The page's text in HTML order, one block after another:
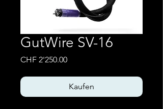
GutWire SV-16
CHF 2'250.00Preis
Kaufen